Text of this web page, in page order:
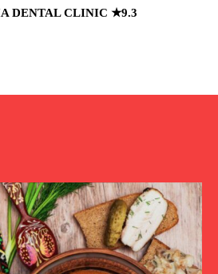
DENTAL CLINIC ★9.3